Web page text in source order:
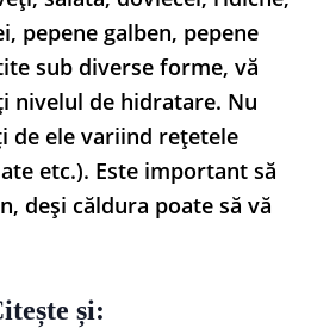
pepene galben, pepene
sub diverse forme, vă
nivelul de hidratare. Nu
de ele variind rețetele
etc.). Este important să
deși căldura poate să vă
și: